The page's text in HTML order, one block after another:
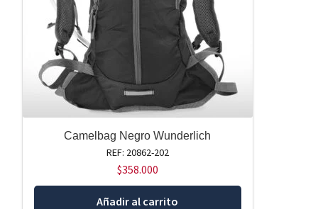
Camelbag Negro Wunderlich
REF: 20862-202
$358.000
Añadir al carrito